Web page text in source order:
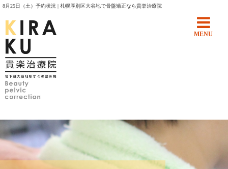
8月25日（土）予約状況 | 札幌厚別区大谷地で骨盤矯正なら貴楽治療院
MENU